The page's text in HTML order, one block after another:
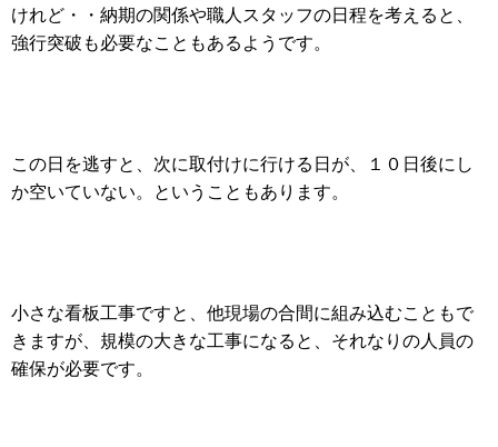
けれど・・納期の関係や職人スタッフの日程を考えると、
強行突破も必要なこともあるようです。
この日を逃すと、次に取付けに行ける日が、１０日後にし
か空いていない。ということもあります。
小さな看板工事ですと、他現場の合間に組み込むこともで
きますが、規模の大きな工事になると、それなりの人員の
確保が必要です。